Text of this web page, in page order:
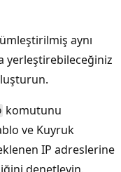
aynı
yerleştirebileceğiniz
komutunu
ve Kuyruk
IP adreslerine